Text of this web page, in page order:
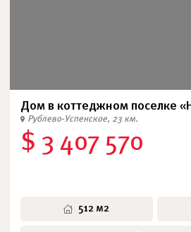
Дом в коттеджном поселке
Рублево-Успенское, 23 км.
$ 3 407 570
512 м2